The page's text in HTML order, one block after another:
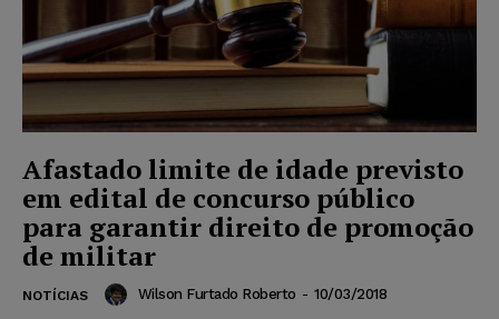
Afastado limite de idade previsto
em edital de concurso público
para garantir direito de promoção
de militar
NOTÍCIAS Wilson Furtado Roberto - 10/03/2018